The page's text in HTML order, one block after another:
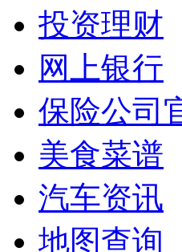
投资理财
网上银行
保险公司
美食菜谱
汽车资讯
地图查询